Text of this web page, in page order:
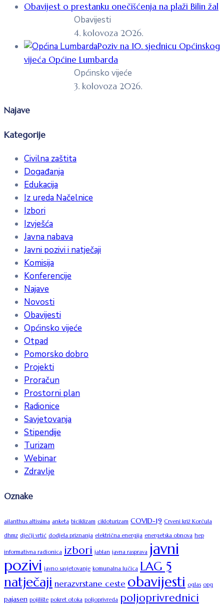
Obavijest o prestanku onečišćenja na plaži Bilin žal
Obavijesti
4. kolovoza 2026.
Poziv na 10. sjednicu Općinskog
vijeća Općine Lumbarda
Općinsko vijeće
3. kolovoza 2026.
Najave
Kategorije
Civilna zaštita
Događanja
Edukacija
Iz ureda Načelnice
Izbori
Izvješća
Javna nabava
Javni pozivi i natječaji
Komisija
Konferencije
Najave
Novosti
Obavijesti
Općinsko vijeće
Otpad
Pomorsko dobro
Projekti
Proračun
Prostorni plan
Radionice
Savjetovanja
Stipendije
Turizam
Webinar
Zdravlje
Oznake
ailanthus altissima anketa biciklizam cikloturizam COVID-19 Crveni križ Korčula
dhmz dječji vrtić dodjela priznanja električna energija energetska obnova hep
informativna radionica izbori jablan javna rasprava javni
pozivi javno savjetovanje komunalna lučica LAG 5
natječaji nerazvrstane ceste obavijesti oglas opg
pajasen pojilište pokret otoka poljoprivreda poljoprivrednici